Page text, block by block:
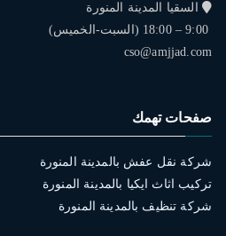
السقيا المدينة المنورة
9:00 – 18:00 (السبت-الخميس)
cso@amjjad.com
صفحات تهمك
شركة نقل عفش بالمدينة المنورة
تركيب اثاث ايكيا بالمدينة المنورة
شركة تنظيف بالمدينة المنورة